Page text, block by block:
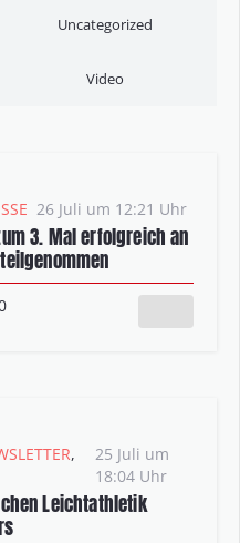
Uncategorized
Video
26 Juli um 12:21 Uhr
3. Mal erfolgreich an
,
25 Juli um
18:04 Uhr
Leichtathletik